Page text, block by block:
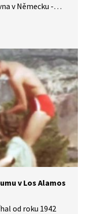
v Německu -
Úsvit
o tom, jaké
prezidentovi
k tomuto dopisu
v Los Alamos
od roku 1942